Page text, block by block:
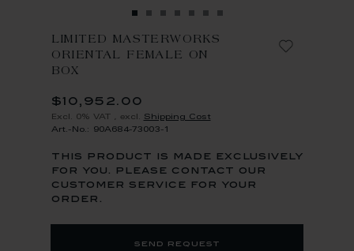
LIMITED MASTERWORKS
ORIENTAL FEMALE ON
BOX
$10,952.00
Excl. 0% VAT excl. Shipping Cost
Art.-No.: 90A684-73003-1
this product is made exclusively
for you. please contact our
customer service for your
order.
send request